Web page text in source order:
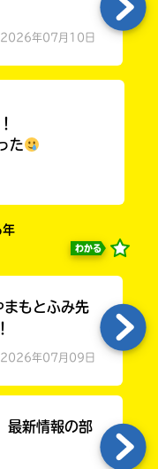
2026年07月10日
た
年
わかる
もとふみ先
2026年07月09日
最新情報の部